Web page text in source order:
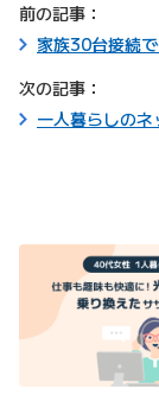
前の記事：
家族30台接続
次の記事：
一人暮らしの